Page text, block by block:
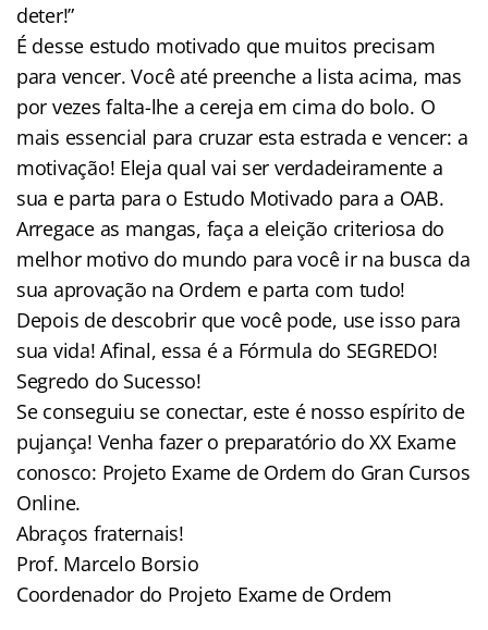
deter!”
É desse estudo motivado que muitos precisam
para vencer. Você até preenche a lista acima, mas
por vezes falta-lhe a cereja em cima do bolo. O
mais essencial para cruzar esta estrada e vencer: a
motivação! Eleja qual vai ser verdadeiramente a
sua e parta para o Estudo Motivado para a OAB.
Arregace as mangas, faça a eleição criteriosa do
melhor motivo do mundo para você ir na busca da
sua aprovação na Ordem e parta com tudo!
Depois de descobrir que você pode, use isso para
sua vida! Afinal, essa é a Fórmula do SEGREDO!
Segredo do Sucesso!
Se conseguiu se conectar, este é nosso espírito de
pujança! Venha fazer o preparatório do XX Exame
conosco: Projeto Exame de Ordem do Gran Cursos
Online.
Abraços fraternais!
Prof. Marcelo Borsio
Coordenador do Projeto Exame de Ordem